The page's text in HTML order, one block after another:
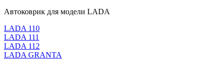
Автоковрик для модели LADA
LADA 110
LADA 111
LADA 112
LADA GRANTA